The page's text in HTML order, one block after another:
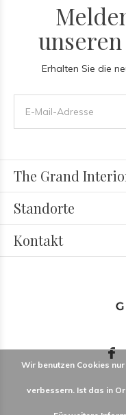
Erhalten Sie die
The Grand
Standorte
Kontakt
Wir benutzen Cookies
verbessern. Ist das in